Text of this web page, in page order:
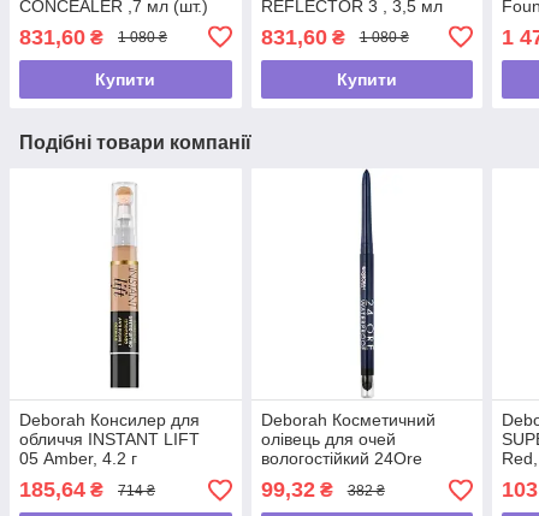
CONCEALER ,7 мл (шт.)
831,60 ₴ 1 080 ₴
Купити
REFLECTOR 3 , 3,5 мл
831,60₴ 1 080 ₴
Купити
1
Подібні товари компанії
Deborah Консилер для
обличчя INSTANT LIFT
05 Amber, 4.2 г
185,64 ₴ 714 ₴
Deborah Косметичний
олівець для очей
вологостійкий 24Ore
Waterproof, 04 Blue, 1.5 г
99,32₴ 382 ₴